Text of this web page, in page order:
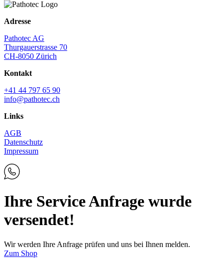
Adresse
Pathotec AG
Thurgauerstrasse 70
CH-8050 Zürich
Kontakt
+41 44 797 65 90
info@pathotec.ch
Links
AGB
Datenschutz
Impressum
Ihre Service Anfrage wurde
versendet!
Wir werden Ihre Anfrage prüfen und uns bei Ihnen melden.
Zum Shop